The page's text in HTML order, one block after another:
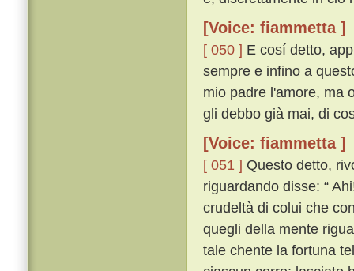
[Voice: fiammetta ]
[ 050 ] E cosí detto,
sempre e infino a
mio padre l'amore, ma
gli debbo già mai, di
[Voice: fiammetta ]
[ 051 ] Questo detto,
riguardando disse: “
crudeltà di colui che
quegli della mente
tale chente la fortuna